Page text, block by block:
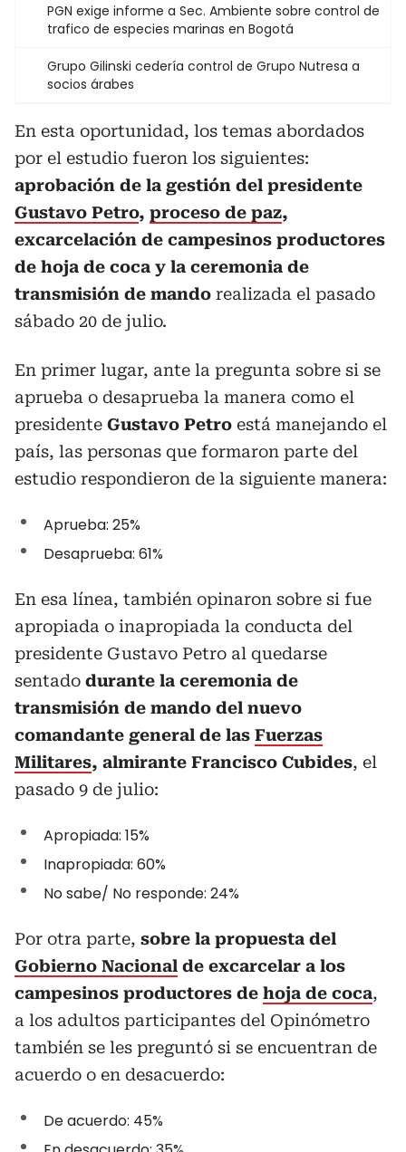
PGN exige informe a Sec. Ambiente sobre control de
trafico de especies marinas en Bogotá
Grupo Gilinski cedería control de Grupo Nutresa a
socios árabes
En esta oportunidad, los temas abordados
por el estudio fueron los siguientes:
aprobación de la gestión del presidente
Gustavo Petro, proceso de paz,
excarcelación de campesinos productores
de hoja de coca y la ceremonia de
transmisión de mando realizada el pasado
sábado 20 de julio.
En primer lugar, ante la pregunta sobre si se
aprueba o desaprueba la manera como el
presidente Gustavo Petro está manejando el
país, las personas que formaron parte del
estudio respondieron de la siguiente manera:
Aprueba: 25%
Desaprueba: 61%
En esa línea, también opinaron sobre si fue
apropiada o inapropiada la conducta del
presidente Gustavo Petro al quedarse
sentado durante la ceremonia de
transmisión de mando del nuevo
comandante general de las Fuerzas
Militares, almirante Francisco Cubides, el
pasado 9 de julio:
Apropiada: 15%
Inapropiada: 60%
No sabe/ No responde: 24%
Por otra parte, sobre la propuesta del
Gobierno Nacional de excarcelar a los
campesinos productores de hoja de coca,
a los adultos participantes del Opinómetro
también se les preguntó si se encuentran de
acuerdo o en desacuerdo:
De acuerdo: 45%